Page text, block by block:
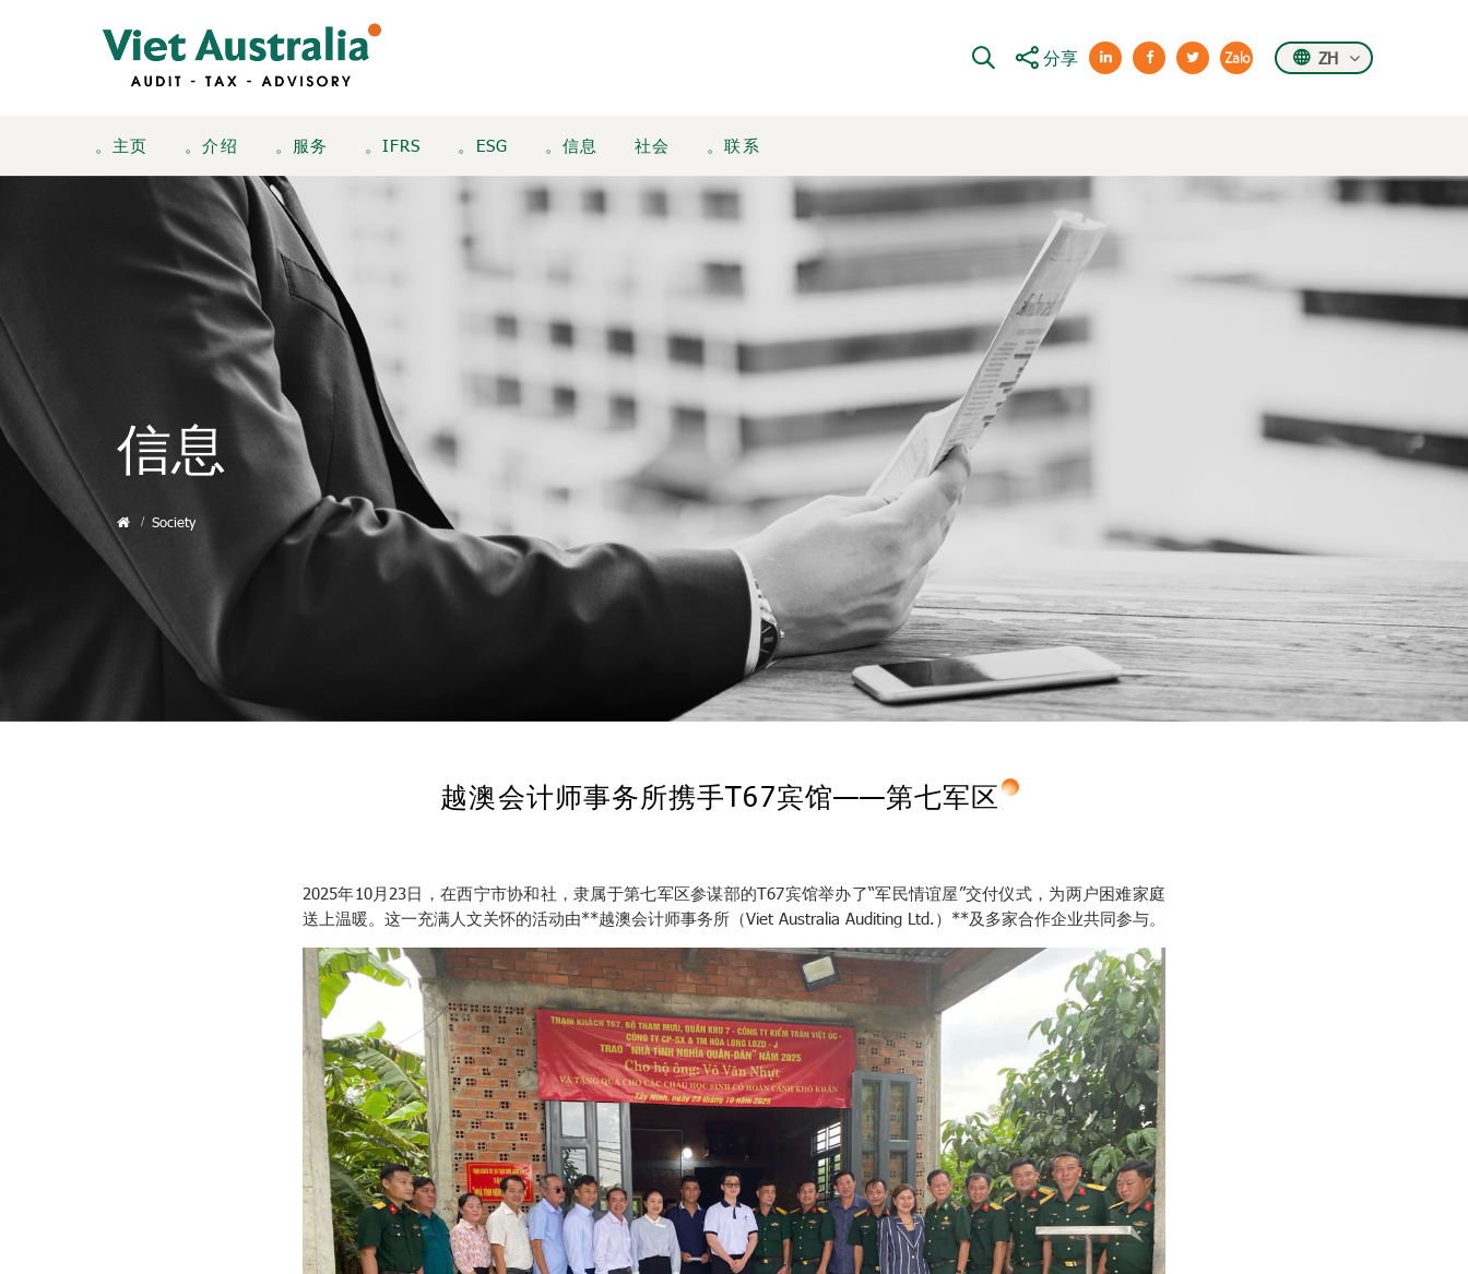
分享 ZH
。主页 。介绍 。服务 。IFRS 。ESG 。信息 社会 。联系
信息
Society
越澳会计师事务所携手T67宾馆——第七军区
2025年10月23日，在西宁市协和社，隶属于第七军区参谋部的T67宾馆举办了“军民情谊屋”交付仪式，为两户困难家庭
送上温暖。这一充满人文关怀的活动由**越澳会计师事务所（Viet Australia Auditing Ltd.）**及多家合作企业共同参与。